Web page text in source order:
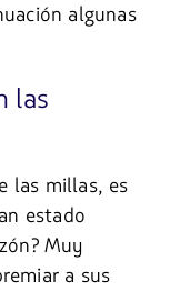
algunas
las
las millas, es
estado
Muy
a sus